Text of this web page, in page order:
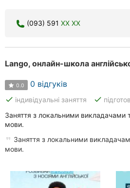
(093) 591 XX XX
Lango, онлайн-школа
0.0 0 відгуків
done індивідуальні заняття done
Заняття з локальними викладачами
мови.
Заняття з локальними
мови.